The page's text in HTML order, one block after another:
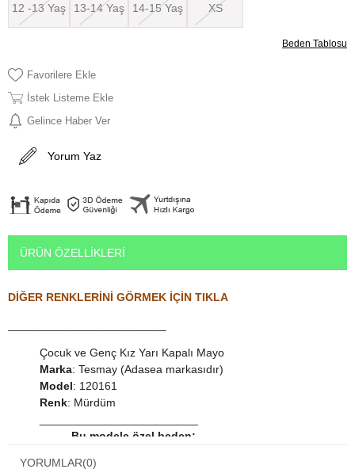
12 -13 Yaş 13-14 Yaş 14-15 Yaş XS
Beden Tablosu
Favorilere Ekle
İstek Listeme Ekle
Gelince Haber Ver
Yorum Yaz
ÜRÜN ÖZELLIKLERI
DİĞER RENKLERİNİ GÖRMEK İÇİN TIKLA
Çocuk ve Genç Kız Yarı Kapalı Mayo
Marka: Tesmay (Adasea markasıdır)
Model: 120161
Renk: Mürdüm
Bu modele özel beden:
YORUMLAR(0)